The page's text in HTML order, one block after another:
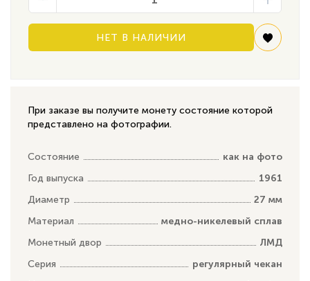
НЕТ В НАЛИЧИИ
При заказе вы получите монету состояние которой
представлено на фотографии.
Состояние
как на фото
Год выпуска
1961
Диаметр
27 мм
Материал
медно-никелевый сплав
Монетный двор
ЛМД
Серия
регулярный чекан